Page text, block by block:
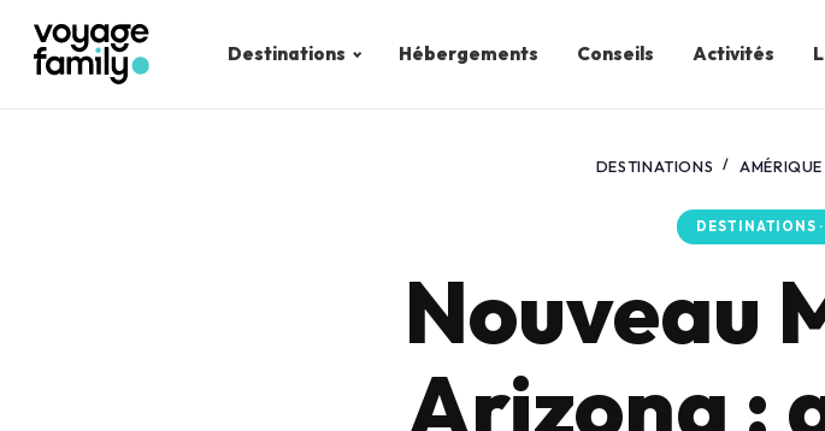
Destinations Hébergements Conseils Activités
DESTINATIONS
DESTINATIONS
Nouveau
Arizona :